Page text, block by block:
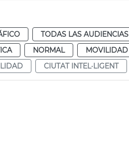
TODAS LAS AUDIENCIAS
NORMAL MOVILIDAD
CIUTAT INTEL·LIGENT